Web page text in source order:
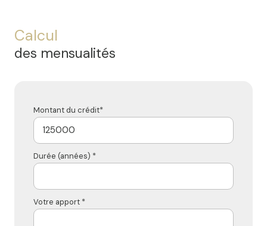
Calcul
des mensualités
Montant du crédit*
Durée (années) *
Votre apport *